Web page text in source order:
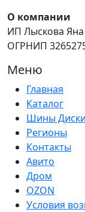
О компании
ИП Лыскова
ОГРНИП
Меню
Главная
Каталог
Шины Диски
Регионы
Контакты
Авито
Дром
OZON
Условия